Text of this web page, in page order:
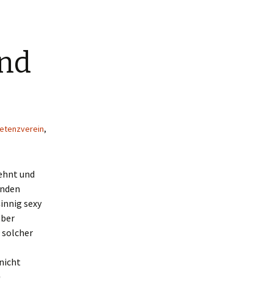
,
und
sexy
solcher